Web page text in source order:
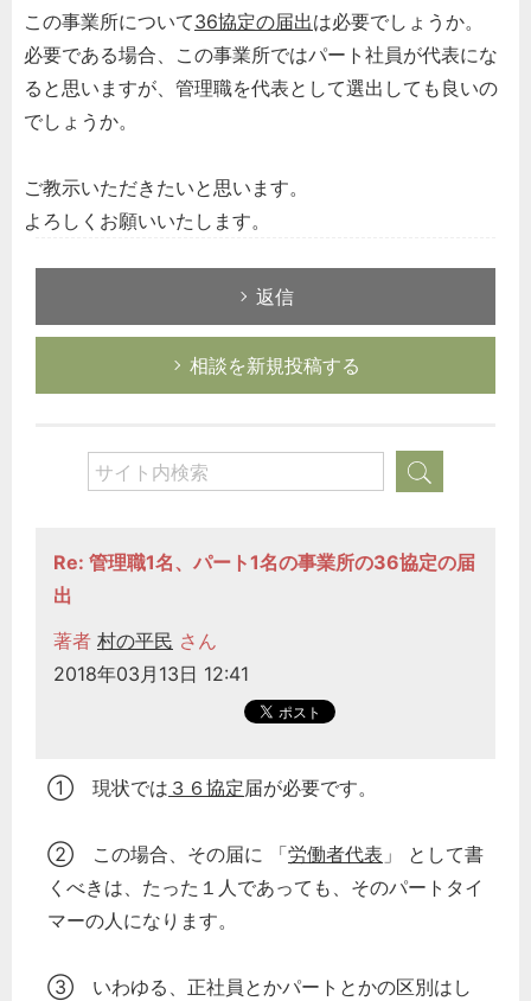
この事業所について36協定の届出は必要でしょうか。
必要である場合、この事業所ではパート社員が代表にな
ると思いますが、管理職を代表として選出しても良いの
でしょうか。
ご教示いただきたいと思います。
よろしくお願いいたします。
返信
相談を新規投稿する
Re: 管理職1名、パート1名の事業所の36協定の届
出
著者 村の平民 さん
2018年03月13日 12:41
① 現状では ３６協定届が必要です。
② この場合、その届に 「労働者代表 」 として書
くべきは、たった１人であっても、そのパートタイ
マーの人になります。
③ いわゆる、正社員とかパートとかの区別はし